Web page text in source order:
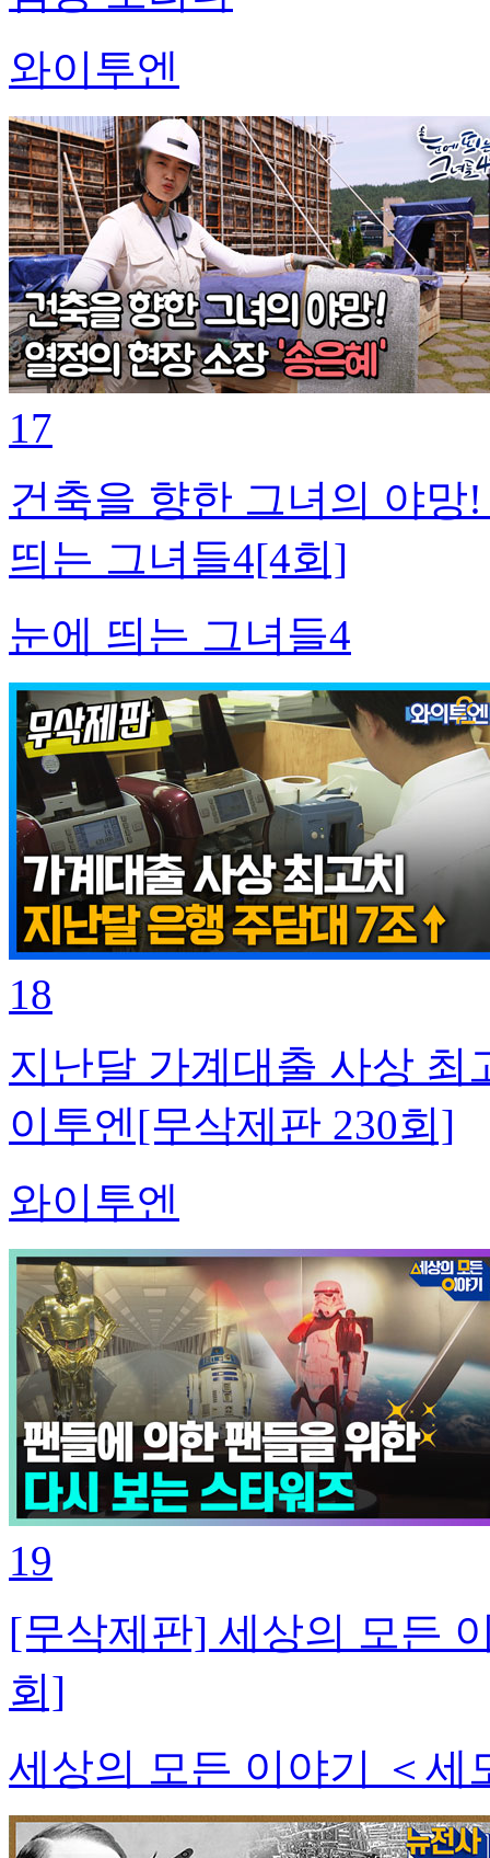
와이투엔
17
건축을 향한 그녀의 야
띄는 그녀들4[4회]
눈에 띄는 그녀들4
18
지난달 가계대출 사상 최
이투엔[무삭제판 230회]
와이투엔
19
[무삭제판] 세상의 모든
회]
세상의 모든 이야기 ＜세